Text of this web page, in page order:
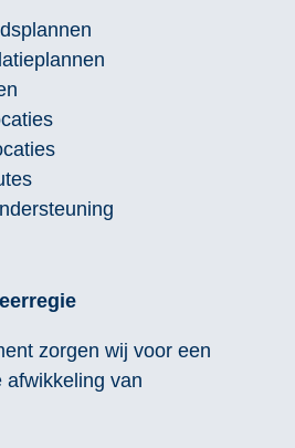
zorgen wij voor een
afwikkeling van